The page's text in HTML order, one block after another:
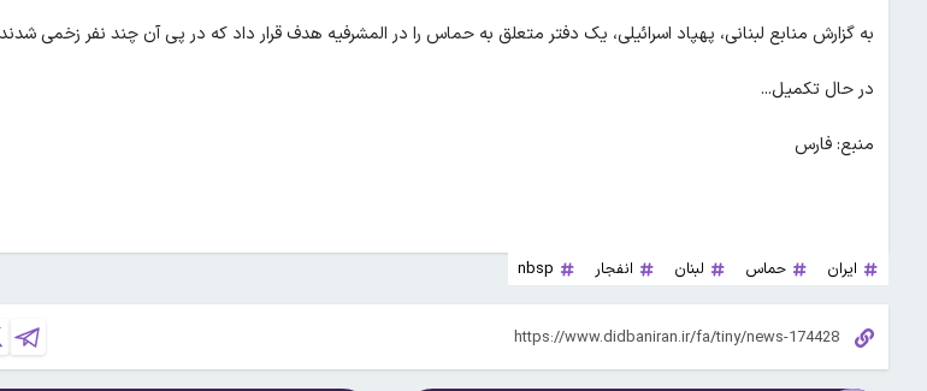
به گزارش منابع لبنانی، پهپاد اسرائیلی، یک دفتر متعلق به حماس را در المشرفیه هدف قرار داد که در پی آن چند نفر زخمی
در حال تکمیل...
منبع: فارس
ایران حماس لبنان انفجار nbsp